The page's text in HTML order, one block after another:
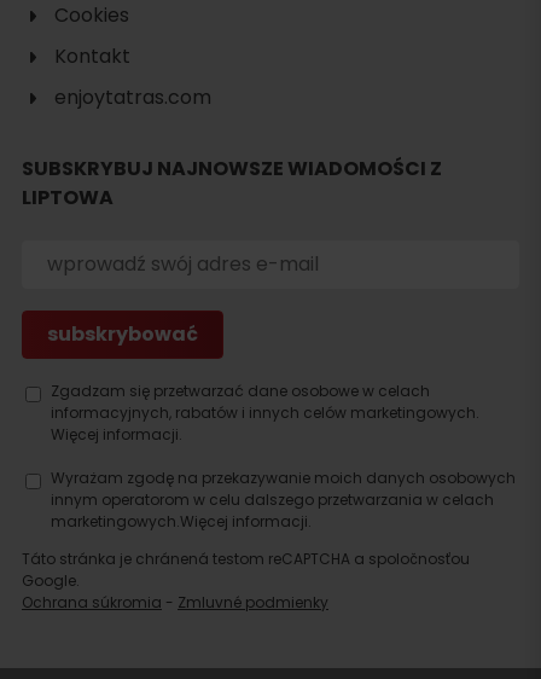
noclegu
Cookies
Kontakt
enjoytatras.com
SUBSKRYBUJ NAJNOWSZE WIADOMOŚCI Z
LIPTOWA
Zgadzam się przetwarzać dane osobowe w celach
informacyjnych, rabatów i innych celów marketingowych.
Więcej informacji.
Wyrażam zgodę na przekazywanie moich danych osobowych
innym operatorom w celu dalszego przetwarzania w celach
marketingowych.Więcej informacji.
Táto stránka je chránená testom reCAPTCHA a spoločnosťou
Google.
Ochrana súkromia - Zmluvné podmienky